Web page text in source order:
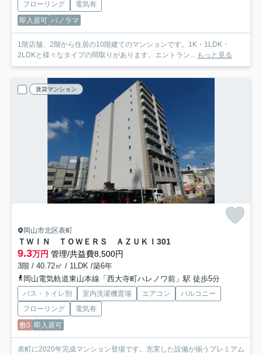
フローリング
電気有
即入居可 パノラマ
1階店舗、2階から住居の10階建てのマンションです。1K・1LDK・
2LDKと様々なタイプの間取りがあります。エントラン... もっと見る
賃貸マンション
岡山市北区表町
ＴＷＩＮ ＴＯＷＥＲＳ ＡＺＵＫＩ 301
9.3万円 管理/共益費8,500円
3階 / 40.72㎡ / 1LDK /築6年
岡山電気軌道東山本線「西大寺町ハレノワ前」駅 徒歩5分
バス・トイレ別 室内洗濯機置場 エアコン
バルコニー
フローリング
電気有
敷0 即入居可
表町に2020年完成マンション登場です。充実した設備が揃うプレミアム